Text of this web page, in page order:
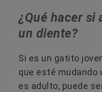
¿Qué hacer si
un diente?
Si es un gatito
que esté mudando
es adulto, puede